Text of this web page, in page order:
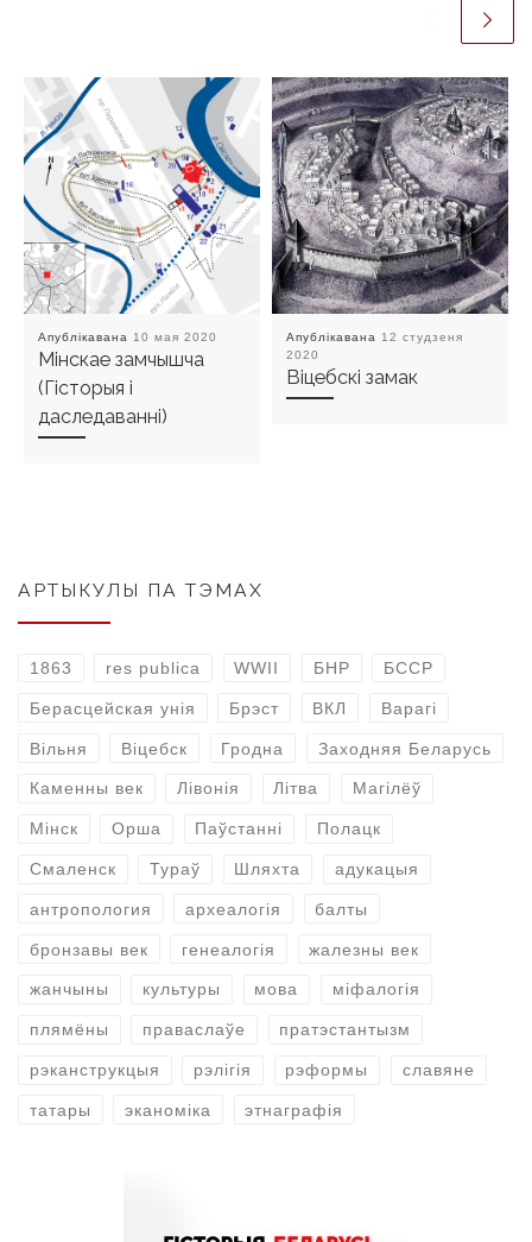
Апублікавана 10 мая 2020
Мінскае замчышча
(Гісторыя і
даследаванні)
Апублікавана
12 студзеня
2020
Віцебскі замак
АРТЫКУЛЫ ПА ТЭМАХ
1863 res publica WWII БНР БССР
Берасцейская унія Брэст ВКЛ Варагі
Вільня Віцебск Гродна Заходняя Беларусь
Каменны век Лівонія Літва Магілёў
Мінск Орша Паўстанні Полацк
Смаленск Тураў Шляхта адукацыя
антропология археалогія балты
бронзавы век генеалогія жалезны век
жанчыны культуры мова міфалогія
плямёны праваслаўе пратэстантызм
рэканструкцыя рэлігія рэформы славяне
татары эканоміка этнаграфія